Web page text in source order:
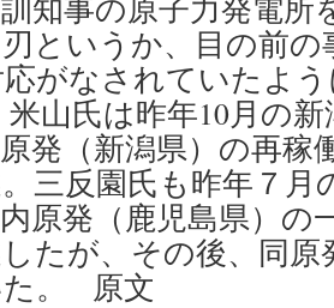
不
十
分
さ
際
立
つ
（石
川
県）
via
KYT-
知事の原子力発電所
刃というか、目の前
がなされていたよ
山氏は昨年10月の
発（新潟県）の再稼
三反園氏も昨年７月
原発（鹿児島県）の
たが、その後、同原
た。 原文